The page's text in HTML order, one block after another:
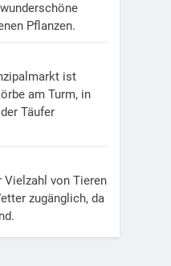
Pflanzen.
ist
am Turm, in
Täufer
Vielzahl von Tieren
zugänglich, da